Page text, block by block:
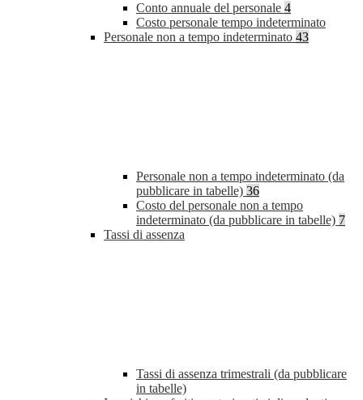
Conto annuale del personale 4
Costo personale tempo indeterminato
Personale non a tempo indeterminato 43
Personale non a tempo indeterminato (da
pubblicare in tabelle) 36
Costo del personale non a tempo
indeterminato (da pubblicare in tabelle) 7
Tassi di assenza
Tassi di assenza trimestrali (da pubblicare
in tabelle)